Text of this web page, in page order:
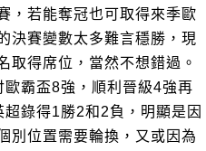
，若能奪冠也可取得來季歐
決賽變數太多難言穩勝，現
取得席位，當然不想錯過。
霸盃8強，順利晉級4強再
錄得1勝2和2負，明顯是因
別位置需要輪換，又或因為